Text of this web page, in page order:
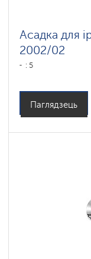
Асадка для
2002/02
: 5
Паглядзець